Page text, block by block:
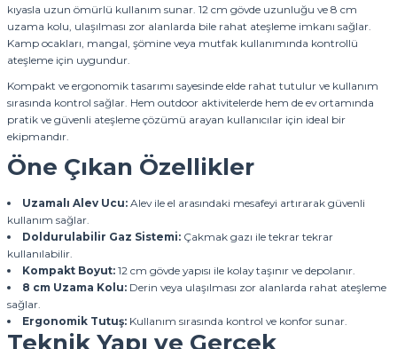
kıyasla uzun ömürlü kullanım sunar. 12 cm gövde uzunluğu ve 8 cm
uzama kolu, ulaşılması zor alanlarda bile rahat ateşleme imkanı sağlar.
Kamp ocakları, mangal, şömine veya mutfak kullanımında kontrollü
ateşleme için uygundur.
Kompakt ve ergonomik tasarımı sayesinde elde rahat tutulur ve kullanım
sırasında kontrol sağlar. Hem outdoor aktivitelerde hem de ev ortamında
pratik ve güvenli ateşleme çözümü arayan kullanıcılar için ideal bir
ekipmandır.
Öne Çıkan Özellikler
Uzamalı Alev Ucu:Alev ile el arasındaki mesafeyi artırarak güvenli
kullanım sağlar.
Doldurulabilir Gaz Sistemi:Çakmak gazı ile tekrar tekrar
kullanılabilir.
Kompakt Boyut:12 cm gövde yapısı ile kolay taşınır ve depolanır.
8 cm Uzama Kolu:Derin veya ulaşılması zor alanlarda rahat ateşleme
sağlar.
Ergonomik Tutuş:Kullanım sırasında kontrol ve konfor sunar.
Teknik Yapı ve Gerçek